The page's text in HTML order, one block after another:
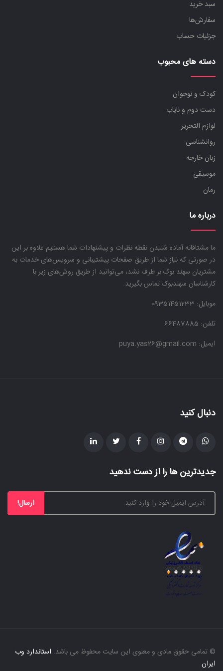
سبد خرید
سفارش‌ها
جزئیات حساب
دسته های محبوب
کودک و نوجوان
دست دوم و نایاب
لوازم التحریر
روانشناسی
زبان خارجه
موسیقی
رمان
درباره ما
ما مشتاقانه آماده شنیدن نقطه نظرات و پیشنهادات شما هستیم علاوه بر این
در صورتی که نیاز شما از طریق صفحات پیشتیبانی و سرویس‌های خدمات به
مشتریان سهند بوک بر طرف نشد، می‌توانید از طریق روش‌های زیر با
کارشناسان سهندبوک تماس بگیرید.
موبایل:
تلفن: 66487885
ایمیل: puya.yas26@gmail.com
دنبال کنید
جدیدترین ها را از دست ندهید
ارسال!
© تمامی حقوق مادی و معنوی این سایت محفوظ می باشد. استاندارد وب
ایران